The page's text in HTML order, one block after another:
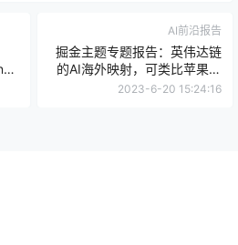
AI前沿报告
掘金主题专题报告：英伟达链
的AI海外映射，可类比苹果和
特斯拉链？
2023-6-20 15:24:16